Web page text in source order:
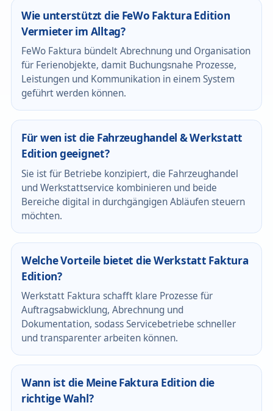
Wie unterstützt die FeWo Faktura Edition
Vermieter im Alltag?
FeWo Faktura bündelt Abrechnung und Organisation
für Ferienobjekte, damit Buchungsnahe Prozesse,
Leistungen und Kommunikation in einem System
geführt werden können.
Für wen ist die Fahrzeughandel & Werkstatt
Edition geeignet?
Sie ist für Betriebe konzipiert, die Fahrzeughandel
und Werkstattservice kombinieren und beide
Bereiche digital in durchgängigen Abläufen steuern
möchten.
Welche Vorteile bietet die Werkstatt Faktura
Edition?
Werkstatt Faktura schafft klare Prozesse für
Auftragsabwicklung, Abrechnung und
Dokumentation, sodass Servicebetriebe schneller
und transparenter arbeiten können.
Wann ist die Meine Faktura Edition die
richtige Wahl?